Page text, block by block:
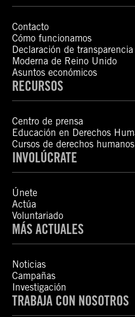
Contacto
Cómo funcionamos
Declaración de
Moderna de Reino Unido
Asuntos económicos
RECURSOS
Centro de prensa
Educación en Derechos
Cursos de derechos humanos
INVOLÚCRATE
Únete
Actúa
Voluntariado
MÁS ACTUALES
Noticias
Campañas
Investigación
TRABAJA CON NOSOTROS